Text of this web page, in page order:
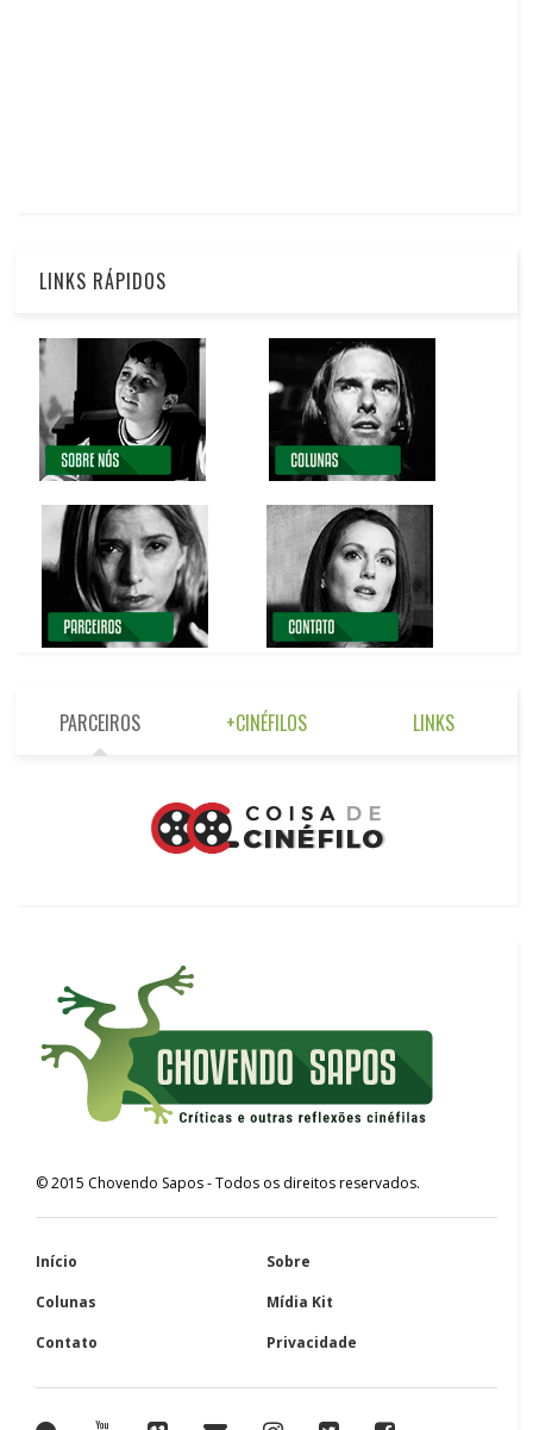
LINKS RÁPIDOS
PARCEIROS +CINÉFILOS LINKS
©2015 Chovendo Sapos- Todos os direitos reservados.
Início
Sobre
Colunas
Mídia Kit
Contato
Privacidade